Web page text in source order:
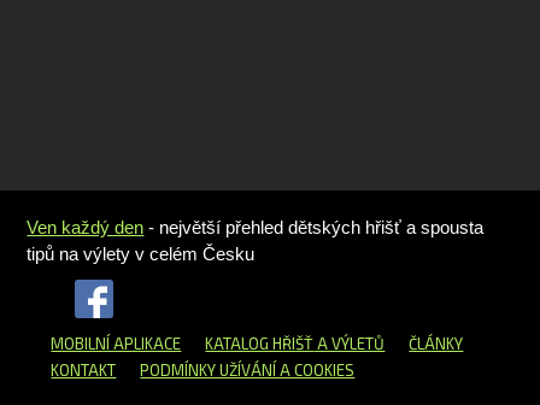
Ven každý den - největší přehled dětských hřišť a spousta
tipů na výlety v celém Česku
MOBILNÍ APLIKACE KATALOG HŘIŠŤA VÝLETŮ
ČLÁNKY
KONTAKT
PODMÍNKY UŽÍVÁNÍ A COOKIES